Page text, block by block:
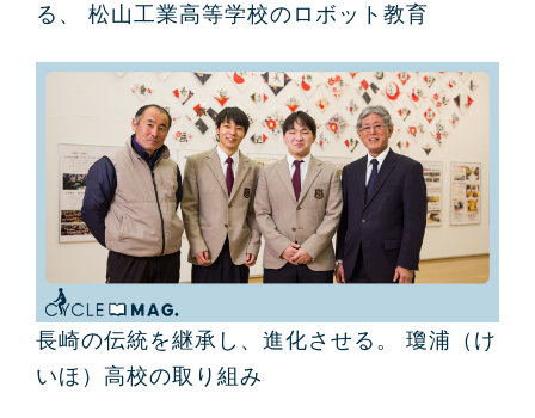
る、 松山工業高等学校のロボット教育
長崎の伝統を継承し、進化させる。 瓊浦（け
いほ）高校の取り組み